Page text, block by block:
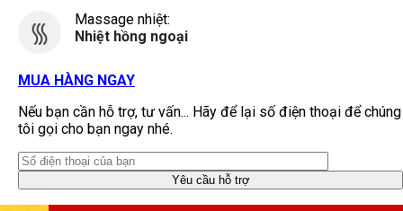
Massage nhiệt:
Nhiệt hồng ngoại
MUA HÀNG NGAY
Nếu bạn cần hỗ trợ, tư vấn... Hãy để lại số điện thoại để chúng
tôi gọi cho bạn ngay nhé.